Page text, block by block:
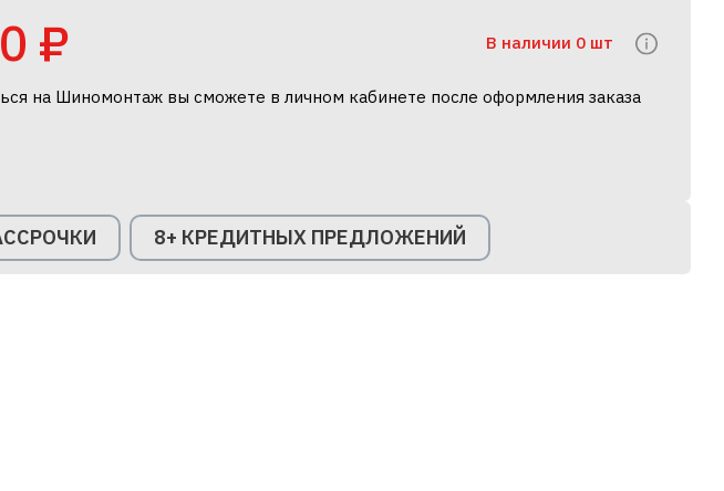
₽ В наличии 0 шт
на Шиномонтаж вы сможете в личном кабинете после оформления заказа
8+ КРЕДИТНЫХ ПРЕДЛОЖЕНИЙ